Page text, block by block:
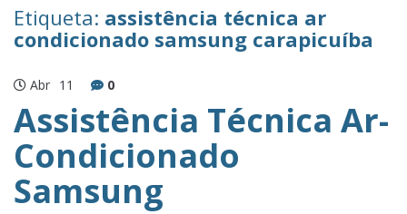
Etiqueta: assistência técnica ar
condicionado samsung carapicuíba
Abr 11 0
Assistência Técnica Ar-
Condicionado
Samsung